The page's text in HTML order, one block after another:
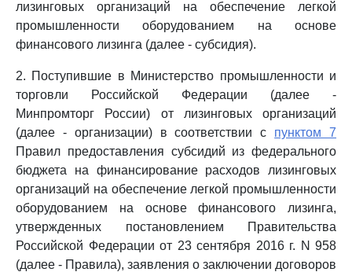
лизинговых организаций на обеспечение легкой
промышленности оборудованием на основе
финансового лизинга (далее - субсидия).
2. Поступившие в Министерство промышленности и
торговли Российской Федерации (далее -
Минпромторг России) от лизинговых организаций
(далее - организации) в соответствии с пунктом 7
Правил предоставления субсидий из федерального
бюджета на финансирование расходов лизинговых
организаций на обеспечение легкой промышленности
оборудованием на основе финансового лизинга,
утвержденных постановлением Правительства
Российской Федерации от 23 сентября 2016 г. N 958
(далее - Правила), заявления о заключении договоров